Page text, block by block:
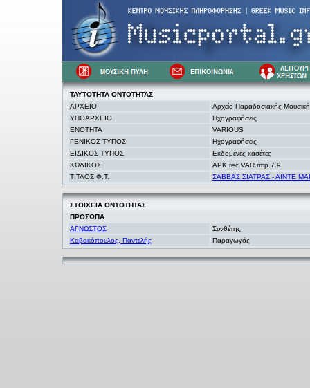
ΤΑΥΤΟΤΗΤΑ ΟΝΤΟΤΗΤΑΣ
ΑΡΧΕΙΟ
Αρχείο Παραδοσιακής
ΥΠΟΑΡΧΕΙΟ
Ηχογραφήσεις
ΕΝΟΤΗΤΑ
VARIOUS
ΓΕΝΙΚΟΣ ΤΥΠΟΣ
Ηχογραφήσεις
ΕΙΔΙΚΟΣ ΤΥΠΟΣ
Εκδομένες κασέτες
ΚΩΔΙΚΟΣ
APK.rec.VAR.rmp.7.9
ΤΙΤΛΟΣ Φ.Τ.
ΣΑΒΒΑΣ ΣΙΑΤΡΑΣ - ΑΙΝΤΕ
ΣΤΟΙΧΕΙΑ ΟΝΤΟΤΗΤΑΣ
ΠΡΟΣΩΠΑ
ΑΓΝΩΣΤΟΣ
Συνθέτης
Καβακόπουλος, Παντελής
Παραγωγός